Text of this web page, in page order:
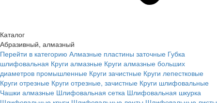
Каталог
Абразивный, алмазный
Перейти в категорию Алмазные пластины заточные Губка
шлифовальная Круги алмазные Круги алмазные больших
диаметров промышленные Круги зачистные Круги лепестковые
Круги отрезные Круги отрезные, зачистные Круги шлифовальные
Чашки алмазные Шлифовальная сетка Шлифовальная шкурка